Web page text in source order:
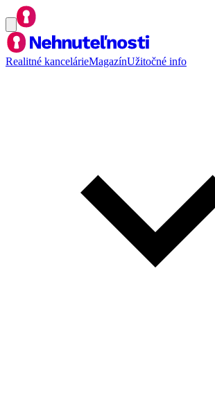
Realitné kancelárieMagazínUžitočné info